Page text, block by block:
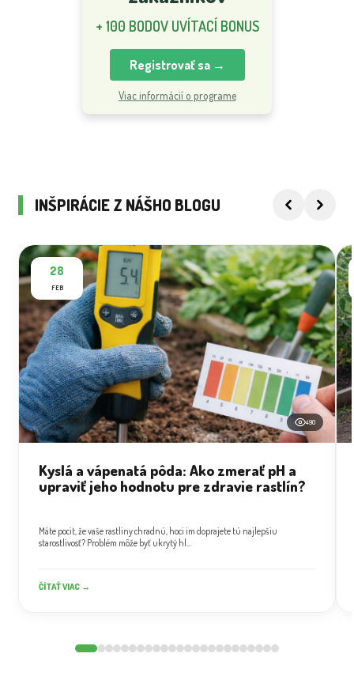
+ 100 BODOV UVÍTACÍ BONUS
Registrovať sa →
Viac informácií o programe
INŠPIRÁCIE Z NÁŠHO BLOGU
28
FEB
490
Kyslá a vápenatá pôda: Ako zmerať pH a
upraviť jeho hodnotu pre zdravie rastlín?
Máte pocit, že vaše rastliny chradnú, hoci im doprajete tú najlepšiu
starostlivosť? Problém môže byť ukrytý hl...
ČÍTAŤ VIAC →